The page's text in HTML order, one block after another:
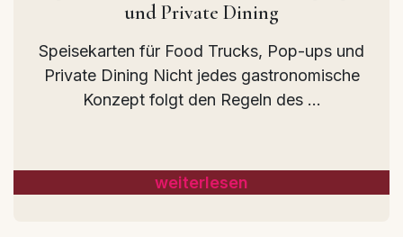
und Private Dining
Speisekarten für Food Trucks, Pop-ups und
Private Dining Nicht jedes gastronomische
Konzept folgt den Regeln des ...
weiterlesen